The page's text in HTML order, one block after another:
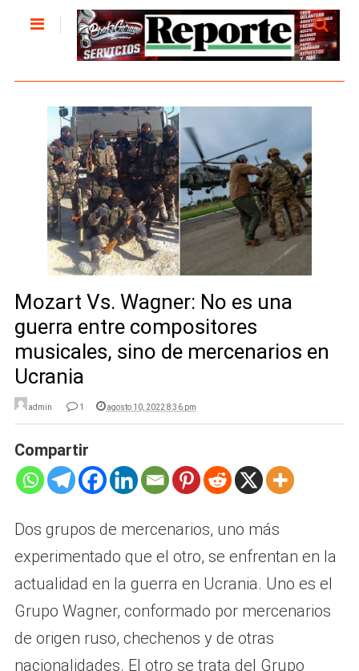
Mozart Vs. Wagner: No es una
guerra entre compositores
musicales, sino de mercenarios en
Ucrania
admin 1 agosto 10, 2022 8:36 pm
Compartir
Dos grupos de mercenarios, uno más
experimentado que el otro, se enfrentan en la
actualidad en la guerra en Ucrania. Uno es el
Grupo Wagner, conformado por mercenarios
de origen ruso, chechenos y de otras
nacionalidades. El otro se trata del Grupo